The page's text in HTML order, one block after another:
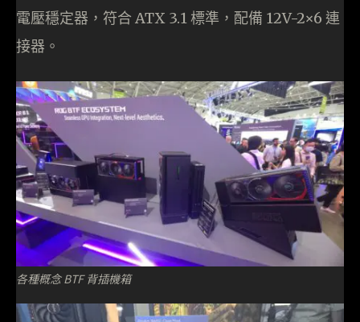
電壓穩定器，符合 ATX 3.1 標準，配備 12V-2×6 連
接器。
各種概念 BTF 背插機箱